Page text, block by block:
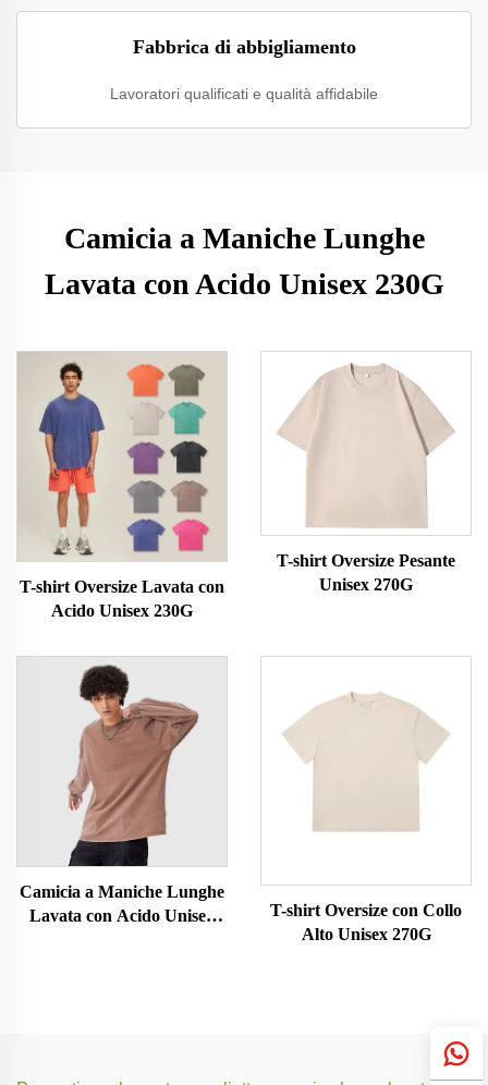
Fabbrica di abbigliamento
Lavoratori qualificati e qualità affidabile
Camicia a Maniche Lunghe
Lavata con Acido Unisex 230G
T-shirt Oversize Lavata con
Acido Unisex 230G
T-shirt Oversize Pesante
Unisex 270G
Camicia a Maniche Lunghe
Lavata con Acido Unisex
T-shirt Oversize con Collo
Alto Unisex 270G